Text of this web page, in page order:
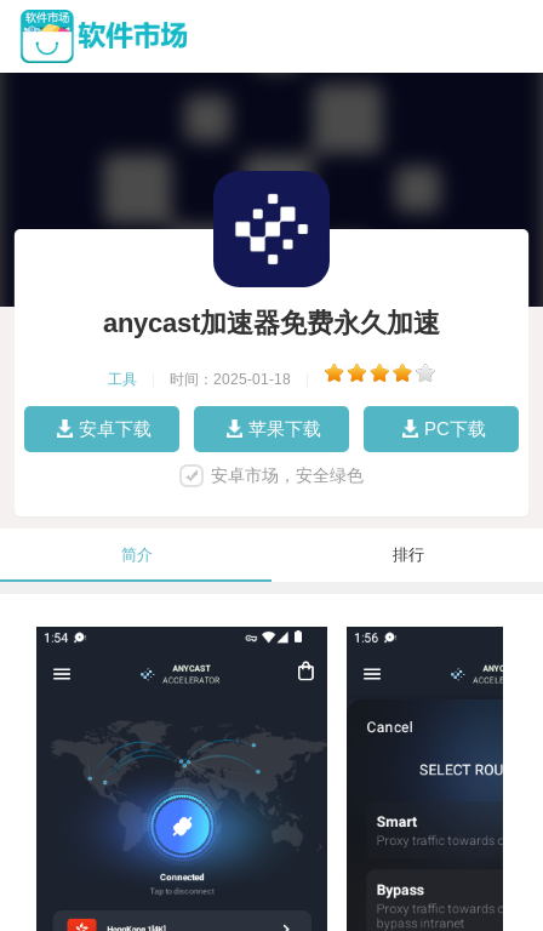
anycast加速器免费永久加速
工具 时间：2025-01-18
安卓下载 苹果下载 PC下载
安卓市场，安全绿色
简介 排行